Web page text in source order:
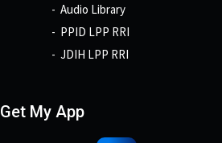
Audio Library
PPID LPP RRI
JDIH LPP RRI
Get My App